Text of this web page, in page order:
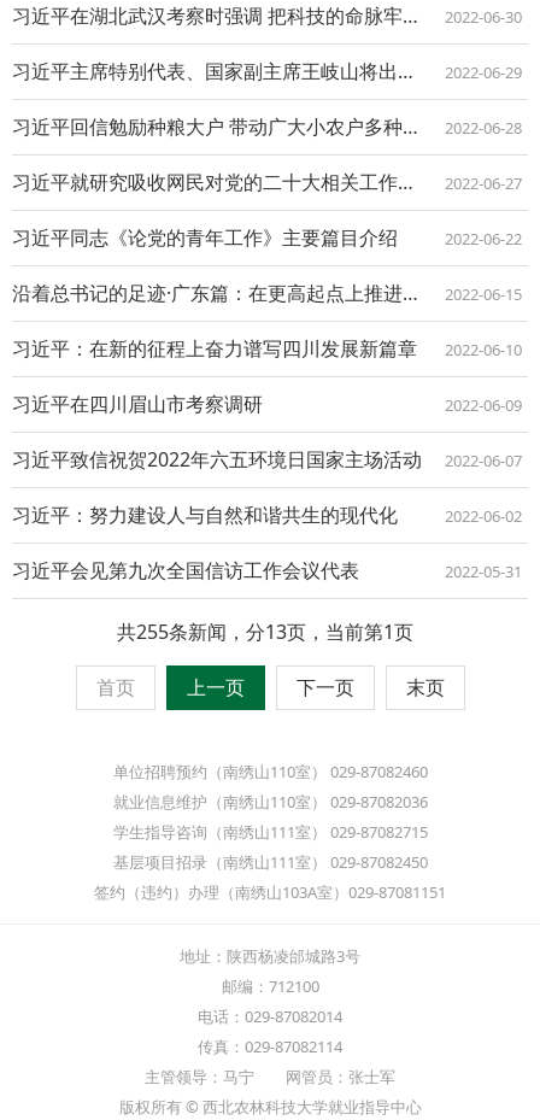
习近平在湖北武汉考察时强调 把科技的命脉牢牢掌握在自己手中 不断提升我国发展独立... 2022-06-30
习近平主席特别代表、国家副主席王岐山将出席菲律宾总统就职仪式 2022-06-29
习近平回信勉励种粮大户 带动广大小农户多种粮种好粮 一起为国家粮食安全贡献力量 2022-06-28
习近平就研究吸收网民对党的二十大相关工作意见建议作出重要指示 “学习强国”等开设... 2022-06-27
习近平同志《论党的青年工作》主要篇目介绍 2022-06-22
沿着总书记的足迹·广东篇：在更高起点上推进改革开放 2022-06-15
习近平：在新的征程上奋力谱写四川发展新篇章 2022-06-10
习近平在四川眉山市考察调研 2022-06-09
习近平致信祝贺2022年六五环境日国家主场活动 2022-06-07
习近平：努力建设人与自然和谐共生的现代化 2022-06-02
习近平会见第九次全国信访工作会议代表 2022-05-31
共255条新闻，分13页，当前第1页
首页 上一页 下一页 末页
单位招聘预约（南绣山110室） 029-87082460
就业信息维护（南绣山110室） 029-87082036
学生指导咨询（南绣山111室） 029-87082715
基层项目招录（南绣山111室） 029-87082450
签约（违约）办理（南绣山103A室）029-87081151
地址：陕西杨凌邰城路3号
邮编：712100
电话：029-87082014
传真：029-87082114
主管领导：马宁 网管员：张士军
版权所有 © 西北农林科技大学就业指导中心